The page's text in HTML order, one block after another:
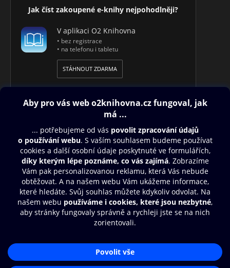
Jak číst zakoupené e-knihy nejpohodlněji?
V aplikaci O2 Knihovna
• bez registrace
• na telefonu i tabletu
STÁHNOUT ZDARMA
Obsah ke stažení
Moje O2 Knihovna
Další zábava
© O2 Czech Republic a.s.
Zásady zpracování osobních údajůAplikace O2 Knihovna